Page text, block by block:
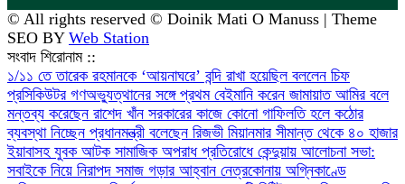
© All rights reserved © Doinik Mati O Manuss | Theme
SEO BY Web Station
সংবাদ শিরোনাম ::
১/১১ তে তারেক রহমানকে ‘আয়নাঘরে’ বন্দি রাখা হয়েছিল বললেন চিফ
প্রসিকিউটর গণঅভ্যুত্থানের সঙ্গে প্রথম বেইমানি করেন জামায়াত আমির বলে
মন্তব্য করেছেন রাশেদ খাঁন সরকারের কাজে কোনো গাফিলতি হলে কঠোর
ব্যবস্থা নিচ্ছেন প্রধানমন্ত্রী বলেছেন রিজভী মিয়ানমার সীমান্ত থেকে ৪০ হাজার
ইয়াবাসহ যুবক আটক সামাজিক অপরাধ প্রতিরোধে কেন্দুয়ায় আলোচনা সভা:
সবাইকে নিয়ে নিরাপদ সমাজ গড়ার আহ্বান নেত্রকোনায় অগ্নিকাণ্ডে